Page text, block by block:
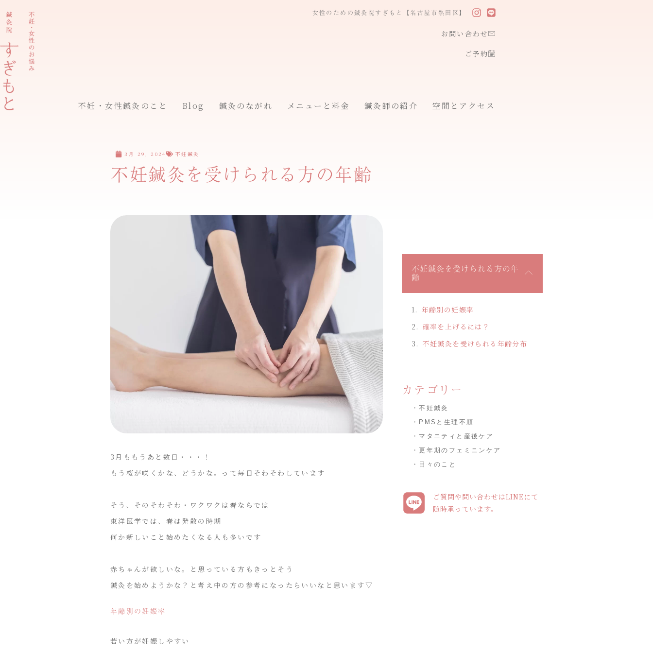
容
ス
キ
ッ
プ
女性のための鍼灸院すぎもと【名古屋市熱田区】
お問い合わせ
ご予約
不妊・女性鍼灸のこと Blog 鍼灸のながれ メニューと料金 鍼灸師の紹介 空間とアクセス
3月 29, 2024 不妊鍼灸
不妊鍼灸を受けられる方の年齢
3月ももうあと数日・・・！
もう桜が咲くかな、どうかな。って毎日そわそわしています
そう、そのそわそわ・ワクワクは春ならでは
東洋医学では、春は発散の時期
何か新しいこと始めたくなる人も多いです
赤ちゃんが欲しいな。と思っている方もきっとそう
鍼灸を始めようかな？と考え中の方の参考になったらいいなと思います▽
年齢別の妊娠率
若い方が妊娠しやすい
不妊鍼灸を受けられる方の年
齢
年齢別の妊娠率
確率を上げるには？
不妊鍼灸を受けられる年齢分布
カテゴリー
・不妊鍼灸
・PMSと生理不順
・マタニティと産後ケア
・更年期のフェミニンケア
・日々のこと
ご質問や問い合わせはLINEにて
随時承っています。